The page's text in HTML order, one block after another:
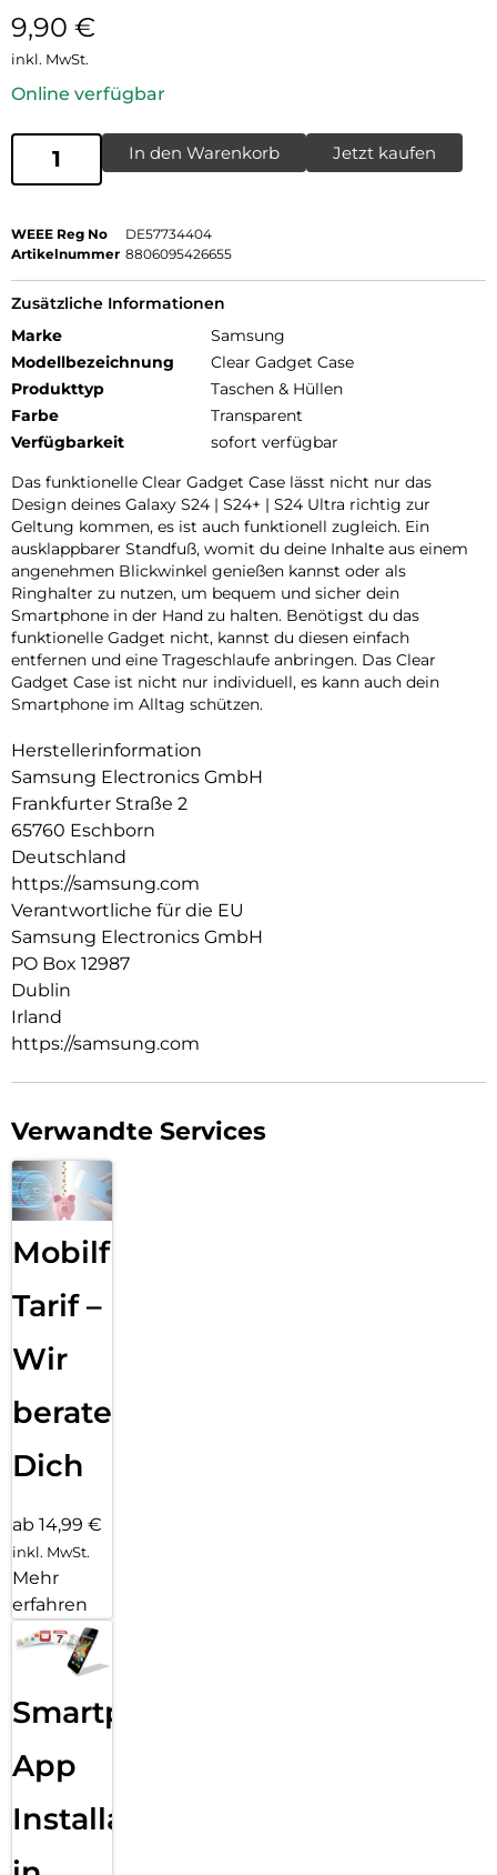
9,90 €
inkl. MwSt.
Online verfügbar
In den Warenkorb Jetzt kaufen
WEEE Reg No
DE57734404
Artikelnummer 8806095426655
Zusätzliche Informationen
Marke
Samsung
Modellbezeichnung
Clear Gadget Case
Produkttyp
Taschen & Hüllen
Farbe
Transparent
Verfügbarkeit
sofort verfügbar
Das funktionelle Clear Gadget Case lässt nicht nur das
Design deines Galaxy S24 | S24+ | S24 Ultra richtig zur
Geltung kommen, es ist auch funktionell zugleich. Ein
ausklappbarer Standfuß, womit du deine Inhalte aus einem
angenehmen Blickwinkel genießen kannst oder als
Ringhalter zu nutzen, um bequem und sicher dein
Smartphone in der Hand zu halten. Benötigst du das
funktionelle Gadget nicht, kannst du diesen einfach
entfernen und eine Trageschlaufe anbringen. Das Clear
Gadget Case ist nicht nur individuell, es kann auch dein
Smartphone im Alltag schützen.
Herstellerinformation
Samsung Electronics GmbH
Frankfurter Straße 2
65760 Eschborn
Deutschland
https://samsung.com
Verantwortliche für die EU
Samsung Electronics GmbH
PO Box 12987
Dublin
Irland
https://samsung.com
Verwandte Services
Mobilfunk
Tarif –
Wir
beraten
Dich
ab 14,99 €
inkl. MwSt.
Mehr
erfahren
Smartphone
App
Installation